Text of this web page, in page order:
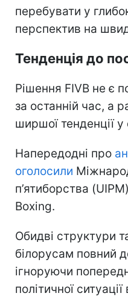
перебувати у
перспектив на
Тенденція до
Рішення FIVB не є
за останній час, а
ширшої тенденції у
Напередодні про
оголосили
п’ятиборства
Boxing.
Обидві структури
білорусам повний
ігноруючи
політичної ситуації